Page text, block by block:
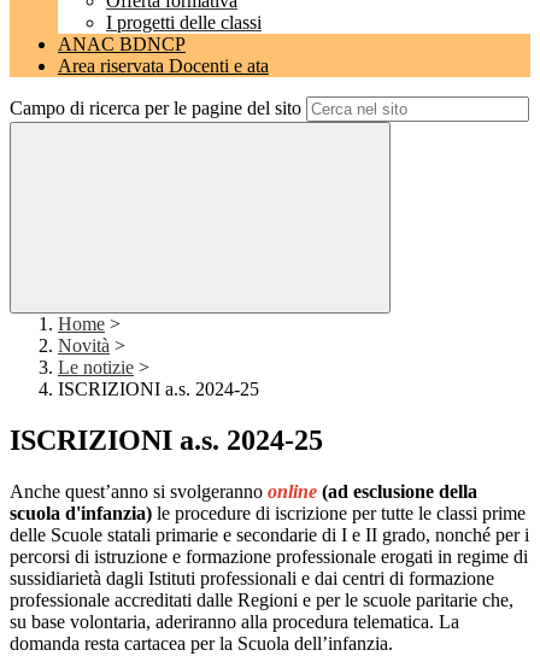
I progetti delle classi
ANAC BDNCP
Area riservata Docenti e ata
Campo di ricerca per le pagine del sito
Home >
Novità >
Le notizie >
ISCRIZIONI a.s. 2024-25
ISCRIZIONI a.s. 2024-25
Anche quest’anno si svolgeranno online (ad esclusione della
scuola d'infanzia) le procedure di iscrizione per tutte le classi prime
delle Scuole statali primarie e secondarie di I e II grado, nonché per i
percorsi di istruzione e formazione professionale erogati in regime di
sussidiarietà dagli Istituti professionali e dai centri di formazione
professionale accreditati dalle Regioni e per le scuole paritarie che,
su base volontaria, aderiranno alla procedura telematica. La
domanda resta cartacea per la Scuola dell’infanzia.